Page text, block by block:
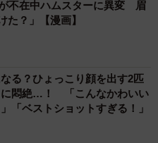
不在中ハムスターに異変 眉
た？」【漫画】
る？ひょっこり顔を出す2匹
に悶絶…！ 「こんなかわいい
「ベストショットすぎる！」